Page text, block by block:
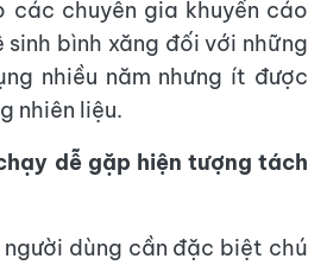
chuyên gia khuyến cáo
sinh bình xăng đối với những
nhiều năm nhưng ít được
nhiên liệu.
dễ gặp hiện tượng tách
dùng cần đặc biệt chú